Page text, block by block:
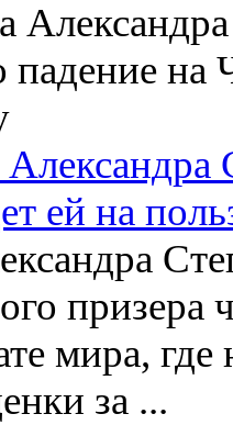
ей на
мира, где
за ...